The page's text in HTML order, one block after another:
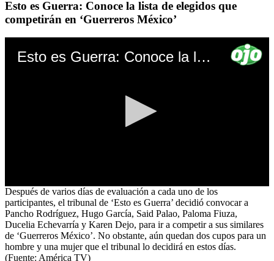
Esto es Guerra: Conoce la lista de elegidos que
competirán en ‘Guerreros México’
Esto es Guerra: Conoce la lista de elegidos que competirán en ‘Guerreros México’
0
seconds
of
0
seconds
Después de varios días de evaluación a cada uno de los
participantes, el tribunal de ‘Esto es Guerra’ decidió convocar a
Pancho Rodríguez, Hugo García, Said Palao, Paloma Fiuza,
Ducelia Echevarría y Karen Dejo, para ir a competir a sus similares
de ‘Guerreros México’. No obstante, aún quedan dos cupos para un
hombre y una mujer que el tribunal lo decidirá en estos días.
(Fuente: América TV)